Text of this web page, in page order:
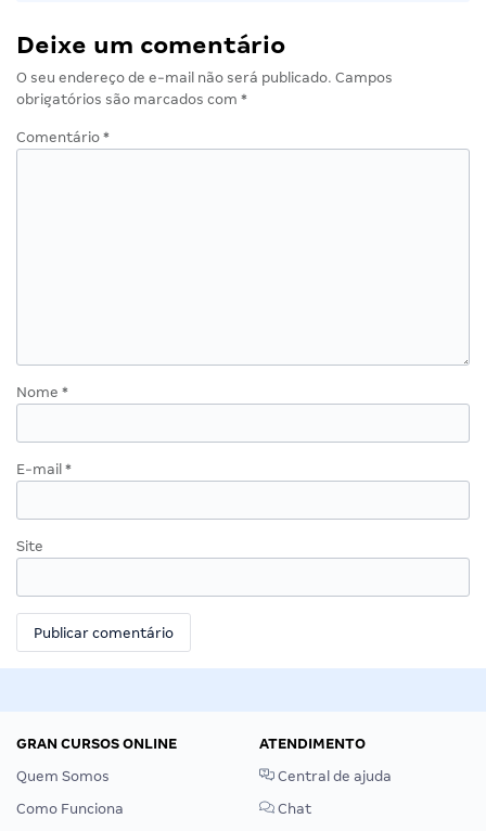
Deixe um comentário
O seu endereço de e-mail não será publicado. Campos
obrigatórios são marcados com *
Comentário *
Nome *
E-mail *
Site
GRAN CURSOS ONLINE
Quem Somos
Como Funciona
ATENDIMENTO
Central de ajuda
Chat